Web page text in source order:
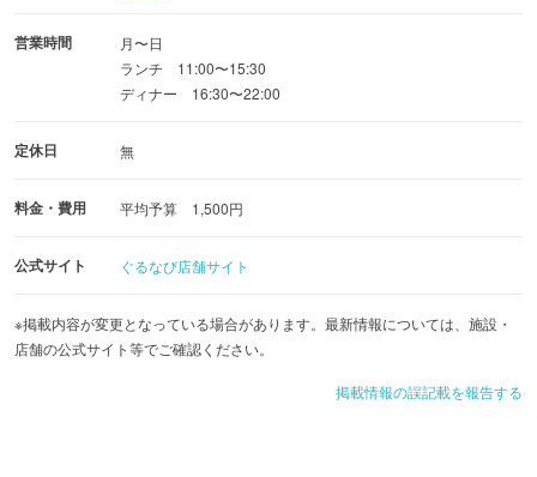
営業時間
月〜日
ランチ 11:00〜15:30
ディナー 16:30〜22:00
定休日 無
料金・費用 平均予算 1,500円
公式サイト ぐるなび店舗サイト
※掲載内容が変更となっている場合があります。最新情報については、施設・
店舗の公式サイト等でご確認ください。
掲載情報の誤記載を報告する